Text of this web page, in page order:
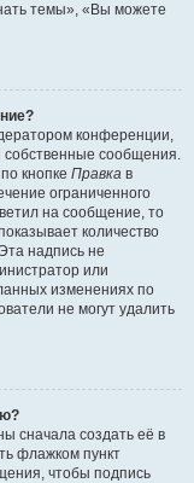
темы», «Вы можете
конференции,
собственные сообщения.
кнопке Правка в
ограниченного
на сообщение, то
количество
надпись не
или
изменениях по
не могут удалить
сначала создать её в
флажком пункт
чтобы подпись